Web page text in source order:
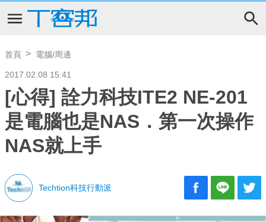
首頁 電腦/周邊
2017.02.08 15:41
[心得] 詮力科技ITE2 NE-201
是電腦也是NAS．第一次操作
NAS就上手
Techtion科技行動派